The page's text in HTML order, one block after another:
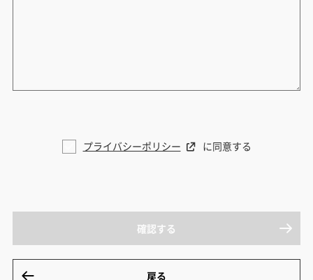
プライバシーポリシー に同意する
戻る
確認する